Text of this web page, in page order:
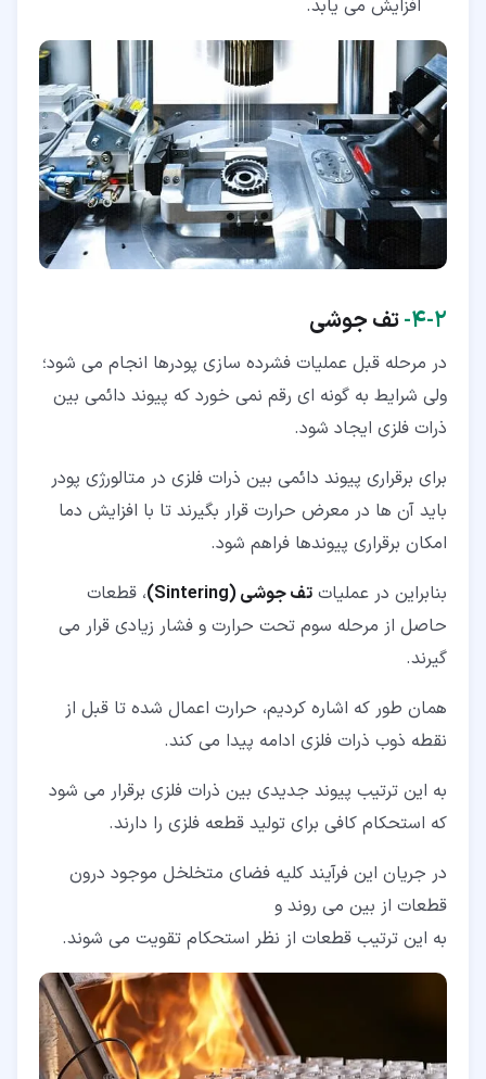
افزایش می یابد.
۲‏-‏۴‏- تف جوشی
در مرحله قبل عملیات فشرده سازی پودرها انجام می شود؛
ولی شرایط به گونه ای رقم نمی خورد که پیوند دائمی بین
ذرات فلزی ایجاد شود.
برای برقراری پیوند دائمی بین ذرات فلزی در متالورژی پودر
باید آن ها در معرض حرارت قرار بگیرند تا با افزایش دما
امکان برقراری پیوندها فراهم شود.
بنابراین در عملیات تف جوشی (Sintering
)، قطعات
حاصل از مرحله سوم تحت حرارت و فشار زیادی قرار می
گیرند.
همان طور که اشاره کردیم، حرارت اعمال شده تا قبل از
نقطه ذوب ذرات فلزی ادامه پیدا می کند.
به این ترتیب پیوند جدیدی بین ذرات فلزی برقرار می شود
که استحکام کافی برای تولید قطعه فلزی را دارند.
در جریان این فرآیند کلیه فضای متخلخل موجود درون
قطعات از بین می روند و
به این ترتیب قطعات از نظر استحکام تقویت می شوند.